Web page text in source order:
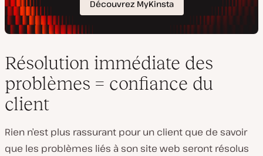
Résolution immédiate des
problèmes = confiance du
client
Rien n’est plus rassurant pour un client que de savoir
que les problèmes liés à son site web seront résolus